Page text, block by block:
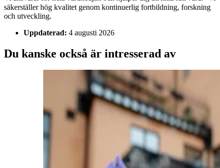
säkerställer hög kvalitet genom kontinuerlig fortbildning, forskning
och utveckling.
Uppdaterad: 4 augusti 2026
Du kanske också är intresserad av